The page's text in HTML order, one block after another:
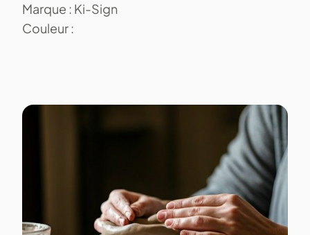
Marque : Ki-Sign
Couleur :